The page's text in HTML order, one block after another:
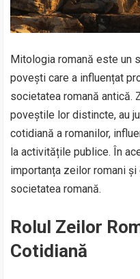
Mitologia romană este un
povești care a influențat
societatea romană antică.
poveștile lor distincte, au
cotidiană a romanilor,
la activitățile publice. În
importanța zeilor romani
societatea romană.
Rolul Zeilor
Cotidiană